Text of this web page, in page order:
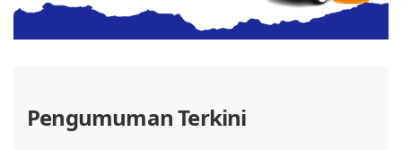
Pengumuman Terkini